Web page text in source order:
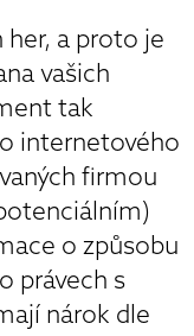
her, a proto je
vašich
tak
internetového
firmou
o způsobu
právech s
nárok dle